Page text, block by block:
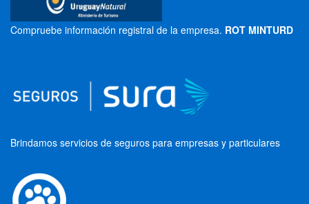
Compruebe información registral de la empresa. ROT MINTURD
Brindamos servicios de seguros para empresas y particulares